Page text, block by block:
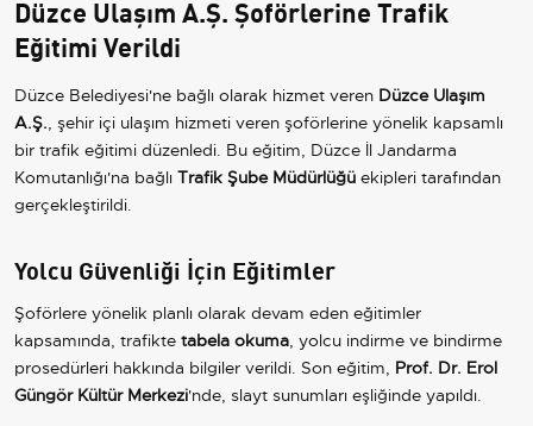
Düzce Ulaşım A.Ş. Şoförlerine Trafik
Eğitimi Verildi
Düzce Belediyesi'ne bağlı olarak hizmet veren Düzce Ulaşım
A.Ş., şehir içi ulaşım hizmeti veren şoförlerine yönelik kapsamlı
bir trafik eğitimi düzenledi. Bu eğitim, Düzce İl Jandarma
Komutanlığı'na bağlı Trafik Şube Müdürlüğü ekipleri tarafından
gerçekleştirildi.
Yolcu Güvenliği İçin Eğitimler
Şoförlere yönelik planlı olarak devam eden eğitimler
kapsamında, trafikte tabela okuma, yolcu indirme ve bindirme
prosedürleri hakkında bilgiler verildi. Son eğitim, Prof. Dr. Erol
Güngör Kültür Merkezi'nde, slayt sunumları eşliğinde yapıldı.